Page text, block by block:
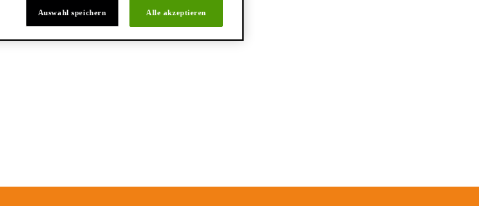
Auswahl speichern Alle akzeptieren